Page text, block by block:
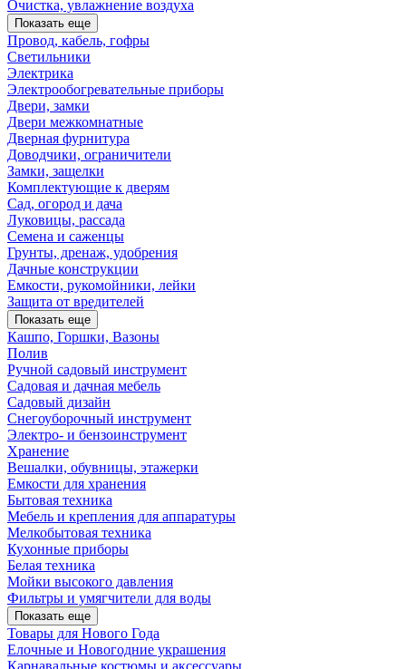
Очистка, увлажнение воздуха
Показать еще
Провод, кабель, гофры
Светильники
Электрика
Электрообогревательные приборы
Двери, замки
Двери межкомнатные
Дверная фурнитура
Доводчики, ограничители
Замки, защелки
Комплектующие к дверям
Сад, огород и дача
Луковицы, рассада
Семена и саженцы
Грунты, дренаж, удобрения
Дачные конструкции
Емкости, рукомойники, лейки
Защита от вредителей
Показать еще
Кашпо, Горшки, Вазоны
Полив
Ручной садовый инструмент
Садовая и дачная мебель
Садовый дизайн
Снегоуборочный инструмент
Электро- и бензоинструмент
Хранение
Вешалки, обувницы, этажерки
Емкости для хранения
Бытовая техника
Мебель и крепления для аппаратуры
Мелкобытовая техника
Кухонные приборы
Белая техника
Мойки высокого давления
Фильтры и умягчители для воды
Показать еще
Товары для Нового Года
Елочные и Новогодние украшения
Карнавальные костюмы и аксессуары